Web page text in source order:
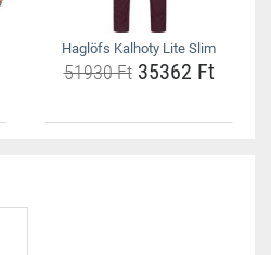
Haglöfs Kalhoty Lite Slim
51930 Ft35362 Ft